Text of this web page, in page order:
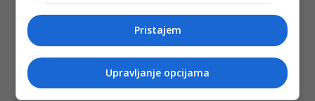
Pristajem
Upravljanje opcijama